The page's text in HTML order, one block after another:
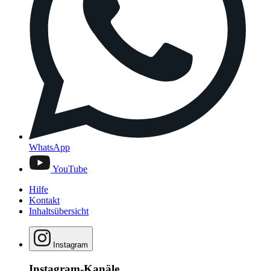
WhatsApp
YouTube
Hilfe
Kontakt
Inhaltsübersicht
Instagram